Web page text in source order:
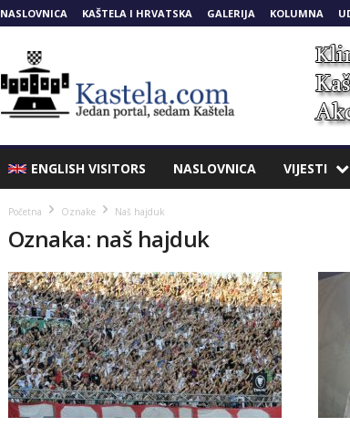
NASLOVNICA KAŠTELA I HRVATSKA GALERIJA KOLUMNA
ENGLISH VISITORS NASLOVNICA VIJESTI
Početna Oznake Naš hajduk
Oznaka: naš hajduk